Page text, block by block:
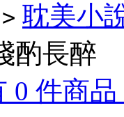
> 耽美小
酌長醉
0 件商